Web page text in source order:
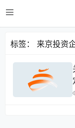
标签： 来京投资